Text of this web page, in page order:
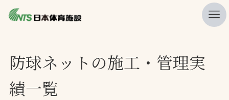
ニュース
プレスリリース
防球ネットの施工・管理実
績一覧